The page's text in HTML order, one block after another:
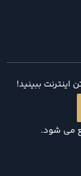
ببینید!
می شود.